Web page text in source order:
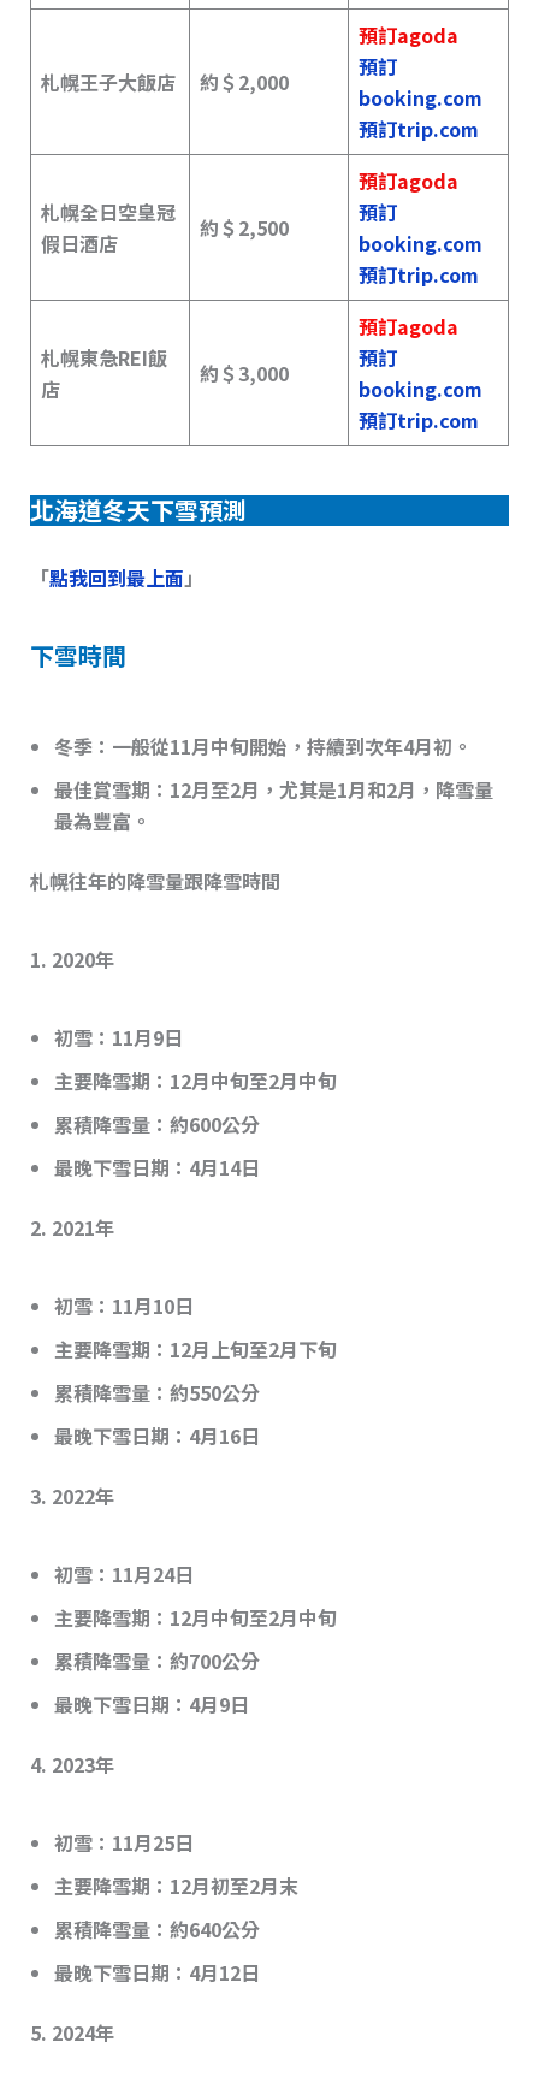
札幌王子大飯店 約＄2,000
預訂agoda
預訂
booking.com
預訂trip.com
札幌全日空皇冠
假日酒店
約＄2,500
預訂agoda
預訂
booking.com
預訂trip.com
札幌東急REI飯
店
約＄3,000
預訂agoda
預訂
booking.com
預訂trip.com
北海道冬天下雪預測
「點我回到最上面」
下雪時間
冬季 ：一般從11月中旬開始，持續到次年4月初。
最佳賞雪期 ：12月至2月，尤其是1月和2月，降雪量
最為豐富。
札幌往年的降雪量跟降雪時間
1. 2020年
初雪：11月9日
主要降雪期 ：12月中旬至2月中旬
累積降雪量：約600公分
最晚下雪日期 ：4月14日
2. 2021年
初雪：11月10日
主要降雪期 ：12月上旬至2月下旬
累積降雪量：約550公分
最晚下雪日期 ：4月16日
3. 2022年
初雪：11月24日
主要降雪期 ：12月中旬至2月中旬
累積降雪量：約700公分
最晚下雪日期 ：4月9日
4. 2023年
初雪：11月25日
主要降雪期 ：12月初至2月末
累積降雪量：約640公分
最晚下雪日期 ：4月12日
5. 2024年